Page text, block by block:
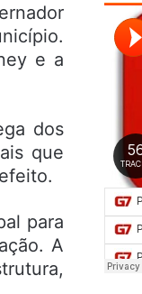
e a
dos
que
para
A